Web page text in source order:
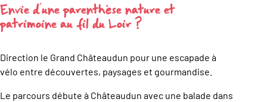
Envie d’une parenthèse nature et
patrimoine au fil du Loir ?
Direction le Grand Châteaudun pour une escapade à
vélo entre découvertes, paysages et gourmandise.
Le parcours débute à Châteaudun avec une balade dans